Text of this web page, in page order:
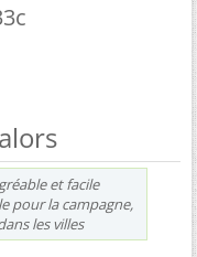
et facile
pour la campagne,
les villes